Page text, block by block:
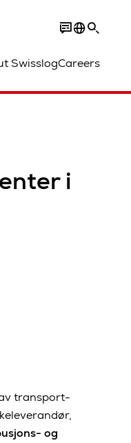
SwisslogCareers
i
transport-
og